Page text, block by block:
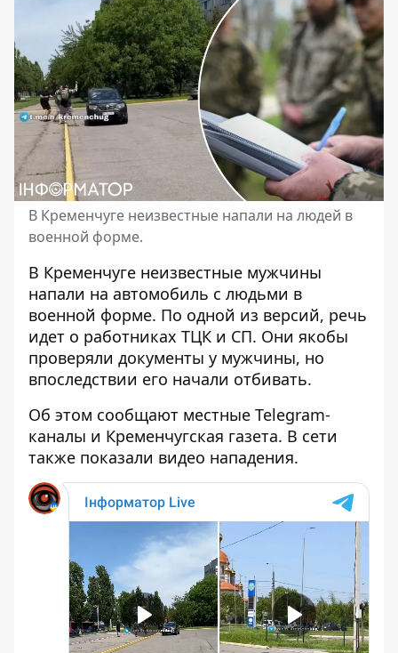
В Кременчуге неизвестные напали на людей в
военной форме.
В Кременчуге неизвестные мужчины
напали на автомобиль с людьми в
военной форме. По одной из версий, речь
идет о работниках ТЦК и СП. Они якобы
проверяли документы у мужчины, но
впоследствии его начали отбивать.
Об этом сообщают местные Telegram-
каналы и Кременчугская газета. В сети
также показали видео нападения.